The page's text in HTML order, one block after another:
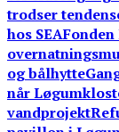
trodser
hos SEA
og bålhytte
når
vandprojekt